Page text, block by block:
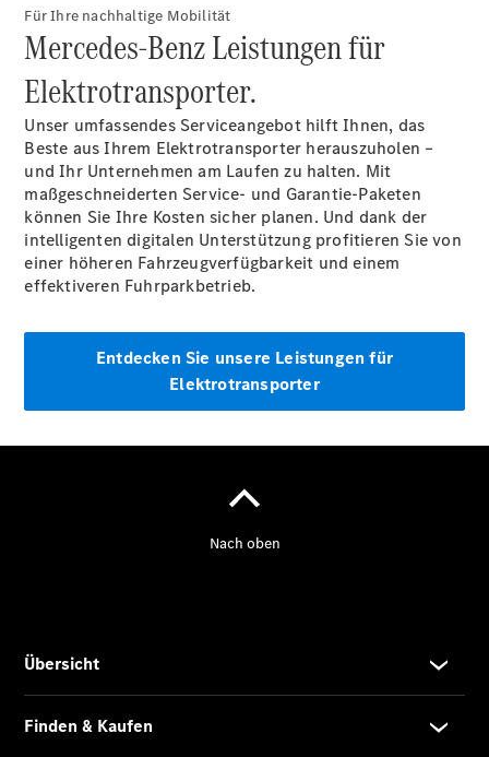
Für Ihre nachhaltige Mobilität
Mercedes-Benz Leistungen für
Elektrotransporter.
Unser umfassendes Serviceangebot hilft Ihnen, das
Beste aus Ihrem Elektrotransporter herauszuholen –
und Ihr Unternehmen am Laufen zu halten. Mit
maßgeschneiderten Service- und Garantie-Paketen
können Sie Ihre Kosten sicher planen. Und dank der
intelligenten digitalen Unterstützung profitieren Sie von
einer höheren Fahrzeugverfügbarkeit und einem
effektiveren Fuhrparkbetrieb.
Entdecken Sie unsere Leistungen für
Elektrotransporter